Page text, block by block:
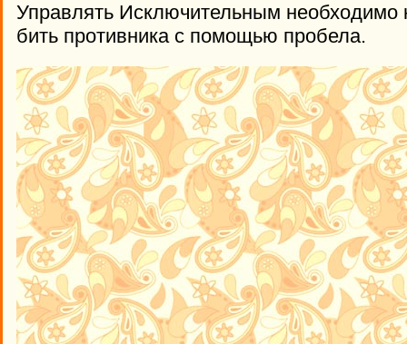
Управлять Исключительным необходимо
бить противника с помощью пробела.